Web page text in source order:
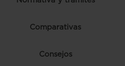
Comparativas
Consejos